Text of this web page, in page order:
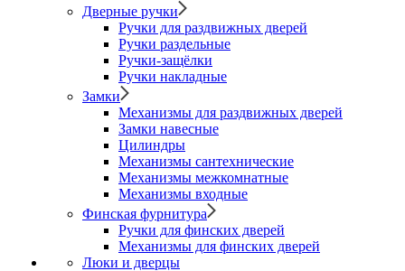
Дверные ручки
Ручки для раздвижных дверей
Ручки раздельные
Ручки-защёлки
Ручки накладные
Замки
Механизмы для раздвижных дверей
Замки навесные
Цилиндры
Механизмы сантехнические
Механизмы межкомнатные
Механизмы входные
Финская фурнитура
Ручки для финских дверей
Механизмы для финских дверей
Люки и дверцы